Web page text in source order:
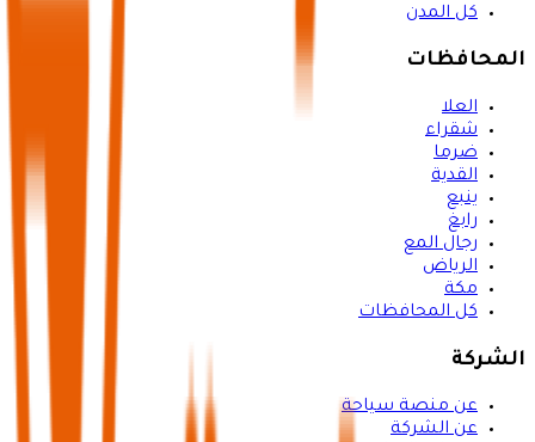
كل المدن
المحافظات
العلا
شقراء
ضرما
القدية
ينبع
رابغ
رجال المع
الرياض
مكة
كل المحافظات
الشركة
عن منصة سياحة
عن الشركة